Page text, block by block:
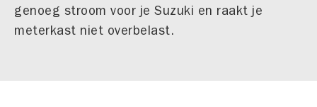
genoeg stroom voor je Suzuki en raakt je
meterkast niet overbelast.